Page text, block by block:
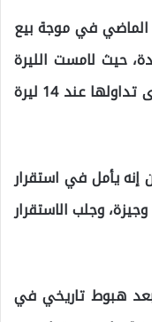
في الشهر الماضي في موجة بيع
حيث لامست الليرة
مستوى متدنيا على نحو قياسي إذ جرى تداولها عند 14 ليرة
إنه يأمل في استقرار
وجلب الاستقرار
هبوط تاريخي في